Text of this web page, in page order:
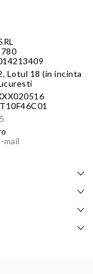
Lotul 18 (in incinta
mail